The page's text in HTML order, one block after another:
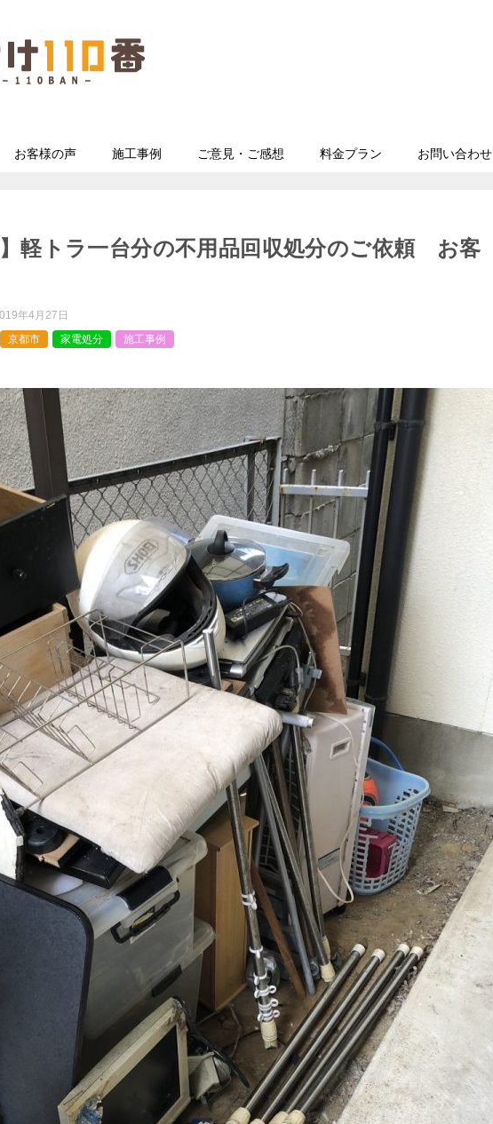
お客様の声 施工事例 ご意見・ご感想 料金プラン お問い合わせ
】軽トラ一台分の不用品回収処分のご依頼 お客
年4月27日
京都市 家電処分 施工事例